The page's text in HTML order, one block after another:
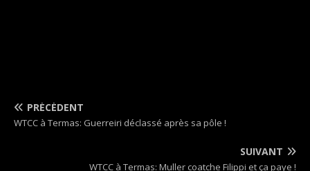
PRÉCÉDENT
WTCC à Termas: Guerreiri déclassé après sa pôle !
SUIVANT
WTCC à Termas: Muller coatche Filippi et ça paye !